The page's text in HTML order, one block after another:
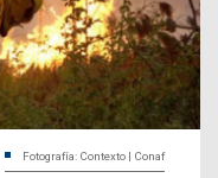
Fotografía: Contexto | Conaf